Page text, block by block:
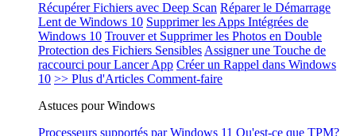
Récupérer Fichiers avec Deep Scan Réparer le Démarrage
Lent de Windows 10 Supprimer les Apps Intégrées de
Windows 10 Trouver et Supprimer les Photos en Double
Protection des Fichiers Sensibles Assigner une Touche de
raccourci pour Lancer App Créer un Rappel dans Windows
10 >> Plus d'Articles Comment-faire
Astuces pour Windows
Processeurs supportés par Windows 11 Qu'est-ce que TPM?